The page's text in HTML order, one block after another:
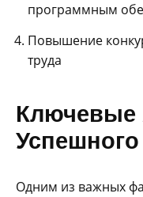
программным
Повышение
труда
Ключевые
Одним из важных